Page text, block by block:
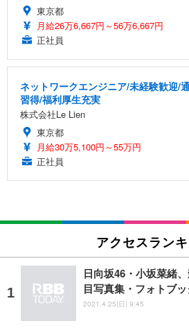
東京都
月給26万6,667円～56万6,667円
正社員
ネットワークエンジニア/未経験歓迎/
習得/福利厚生充実
株式会社Le Lien
東京都
月給30万5,100円～55万円
正社員
アクセスラン
日向坂46・小坂菜緒
目写真集・フォトブッ
2021.4.25(日) 9:45